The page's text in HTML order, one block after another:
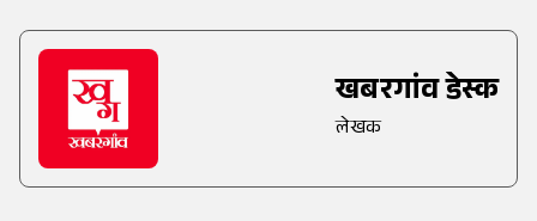
खबरगांव डेस्क
लेखक